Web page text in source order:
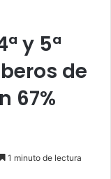
y 5ª
de
67%
1 minuto de lectura